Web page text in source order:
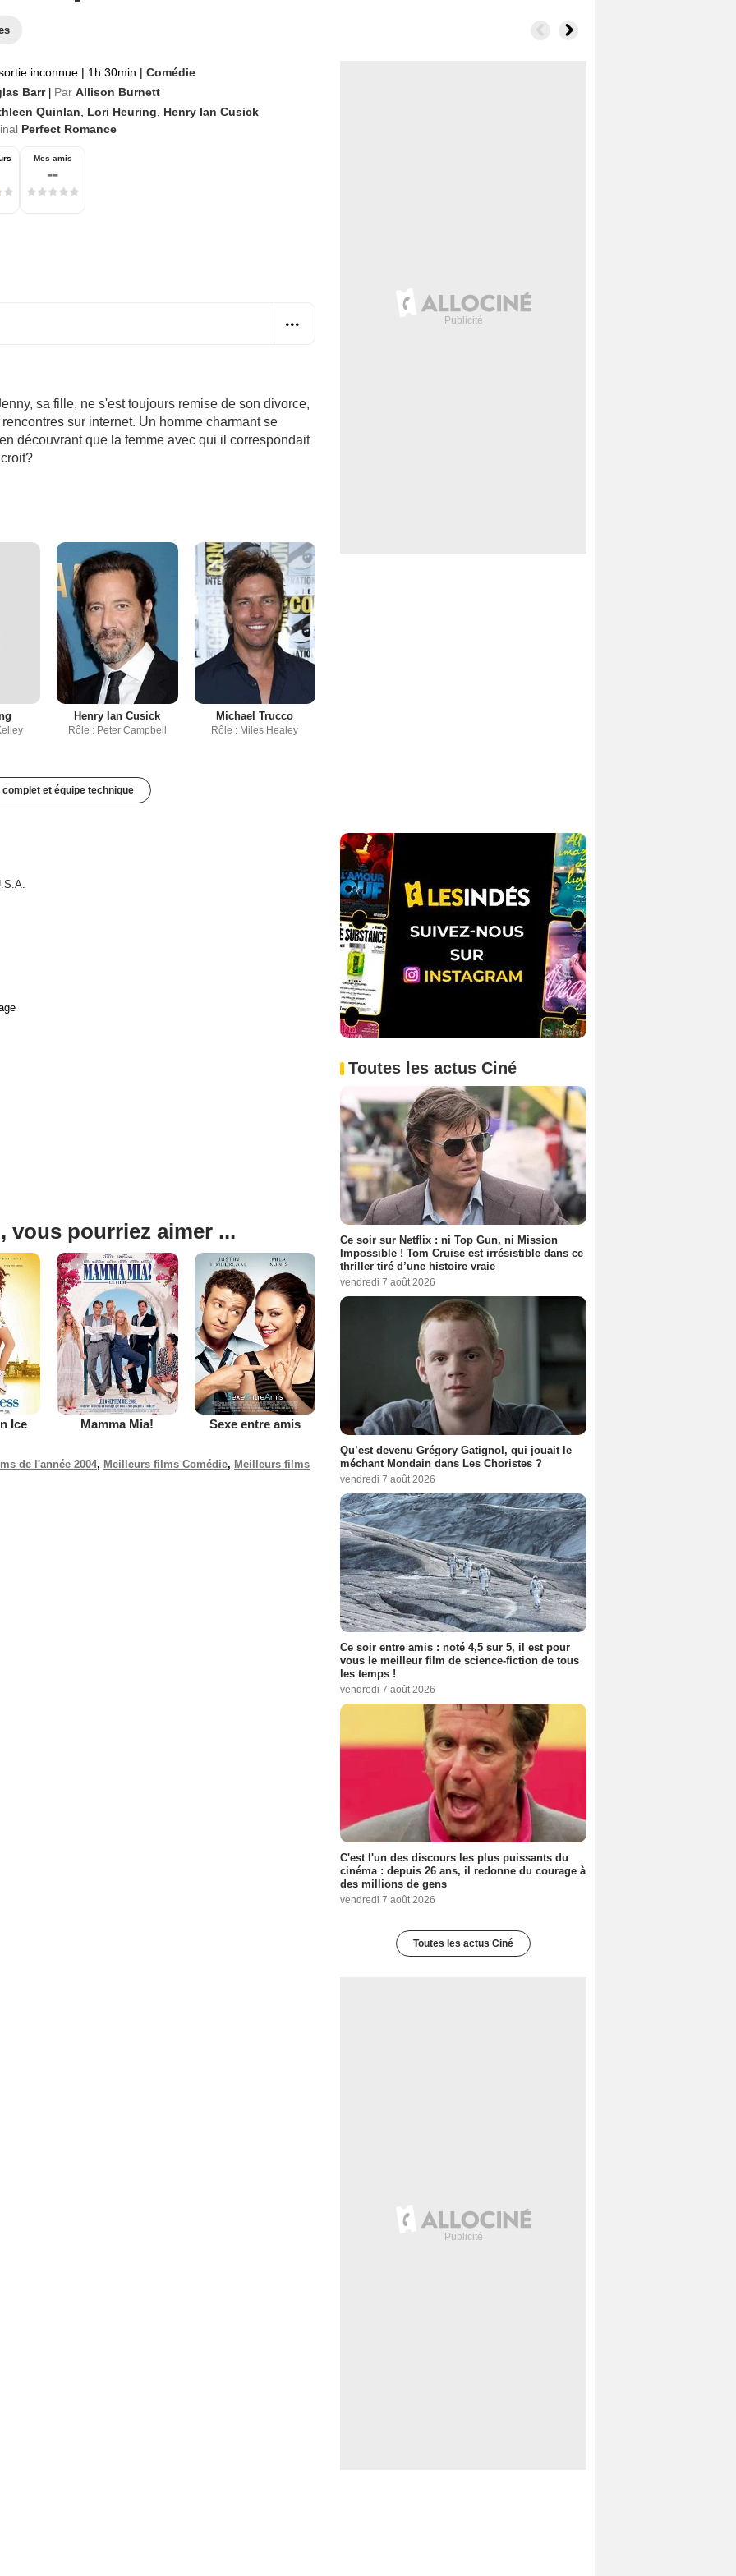
inconnue | 1h 30min | Comédie
Barr Par Allison Burnett
Quinlan Lori Heuring
Henry Ian Cusick
Perfect Romance
Mes amis
--
sa fille, ne s'est toujours remise de son divorce,
sur internet. Un homme charmant se
découvrant que la femme avec qui il correspondait
Henry Ian Cusick
Rôle : Peter Campbell
Michael Trucco
Rôle : Miles Healey
et équipe technique
vous pourriez aimer ...
Ice Mamma Mia! Sexe entre amis
de l'année 2004, Meilleurs films Comédie, Meilleurs films
Toutes les actus Ciné
Ce soir sur Netflix : ni Top Gun, ni Mission
Impossible ! Tom Cruise est irrésistible dans ce
thriller tiré d’une histoire vraie
vendredi 7 août 2026
Qu’est devenu Grégory Gatignol, qui jouait le
méchant Mondain dans Les Choristes ?
vendredi 7 août 2026
Ce soir entre amis : noté 4,5 sur 5, il est pour
vous le meilleur film de science-fiction de tous
les temps !
vendredi 7 août 2026
C'est l'un des discours les plus puissants du
cinéma : depuis 26 ans, il redonne du courage à
des millions de gens
vendredi 7 août 2026
Toutes les actus Ciné